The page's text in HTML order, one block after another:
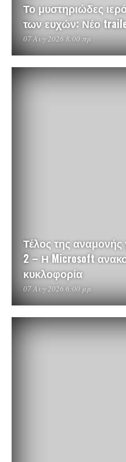
Το μυστηριώδες
των ευχών: Νέο
07 Αυγ 2026 8:00 πμ
Τέλος της αναμονής
2 – Η Microsoft
κυκλοφορία
07 Αυγ 2026 6:00 μμ